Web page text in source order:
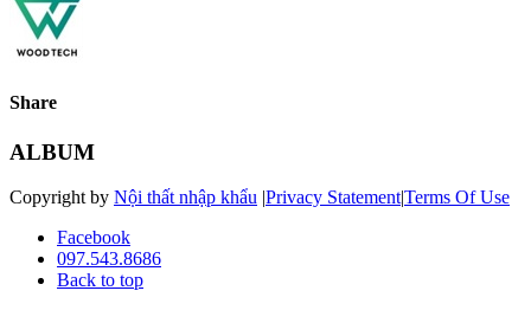
Share
ALBUM
Copyright by Nội thất nhập khẩu |Privacy Statement|Terms Of Use
Facebook
097.543.8686
Back to top